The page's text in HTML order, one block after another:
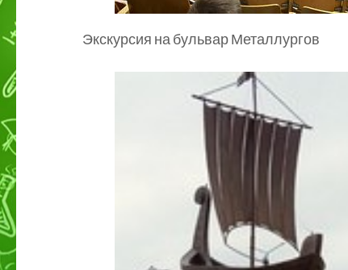
Экскурсия на бульвар Металлургов